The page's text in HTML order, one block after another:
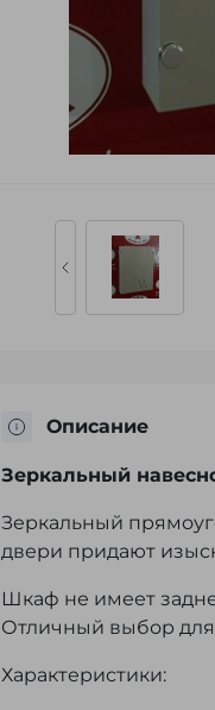
Описание
Зеркальный
Зеркальный
двери придают
Шкаф не имеет
Отличный выбор для
Характеристики: